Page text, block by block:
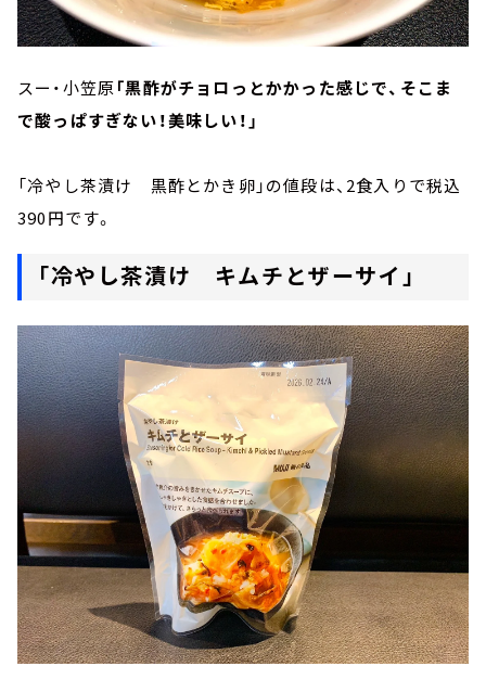
スー・小笠原「黒酢がチョロっとかかった感じで、そこま
で酸っぱすぎない！美味しい！」
「冷やし茶漬け 黒酢とかき卵」の値段は、2食入りで税込
390円です。
「冷やし茶漬け キムチとザーサイ」